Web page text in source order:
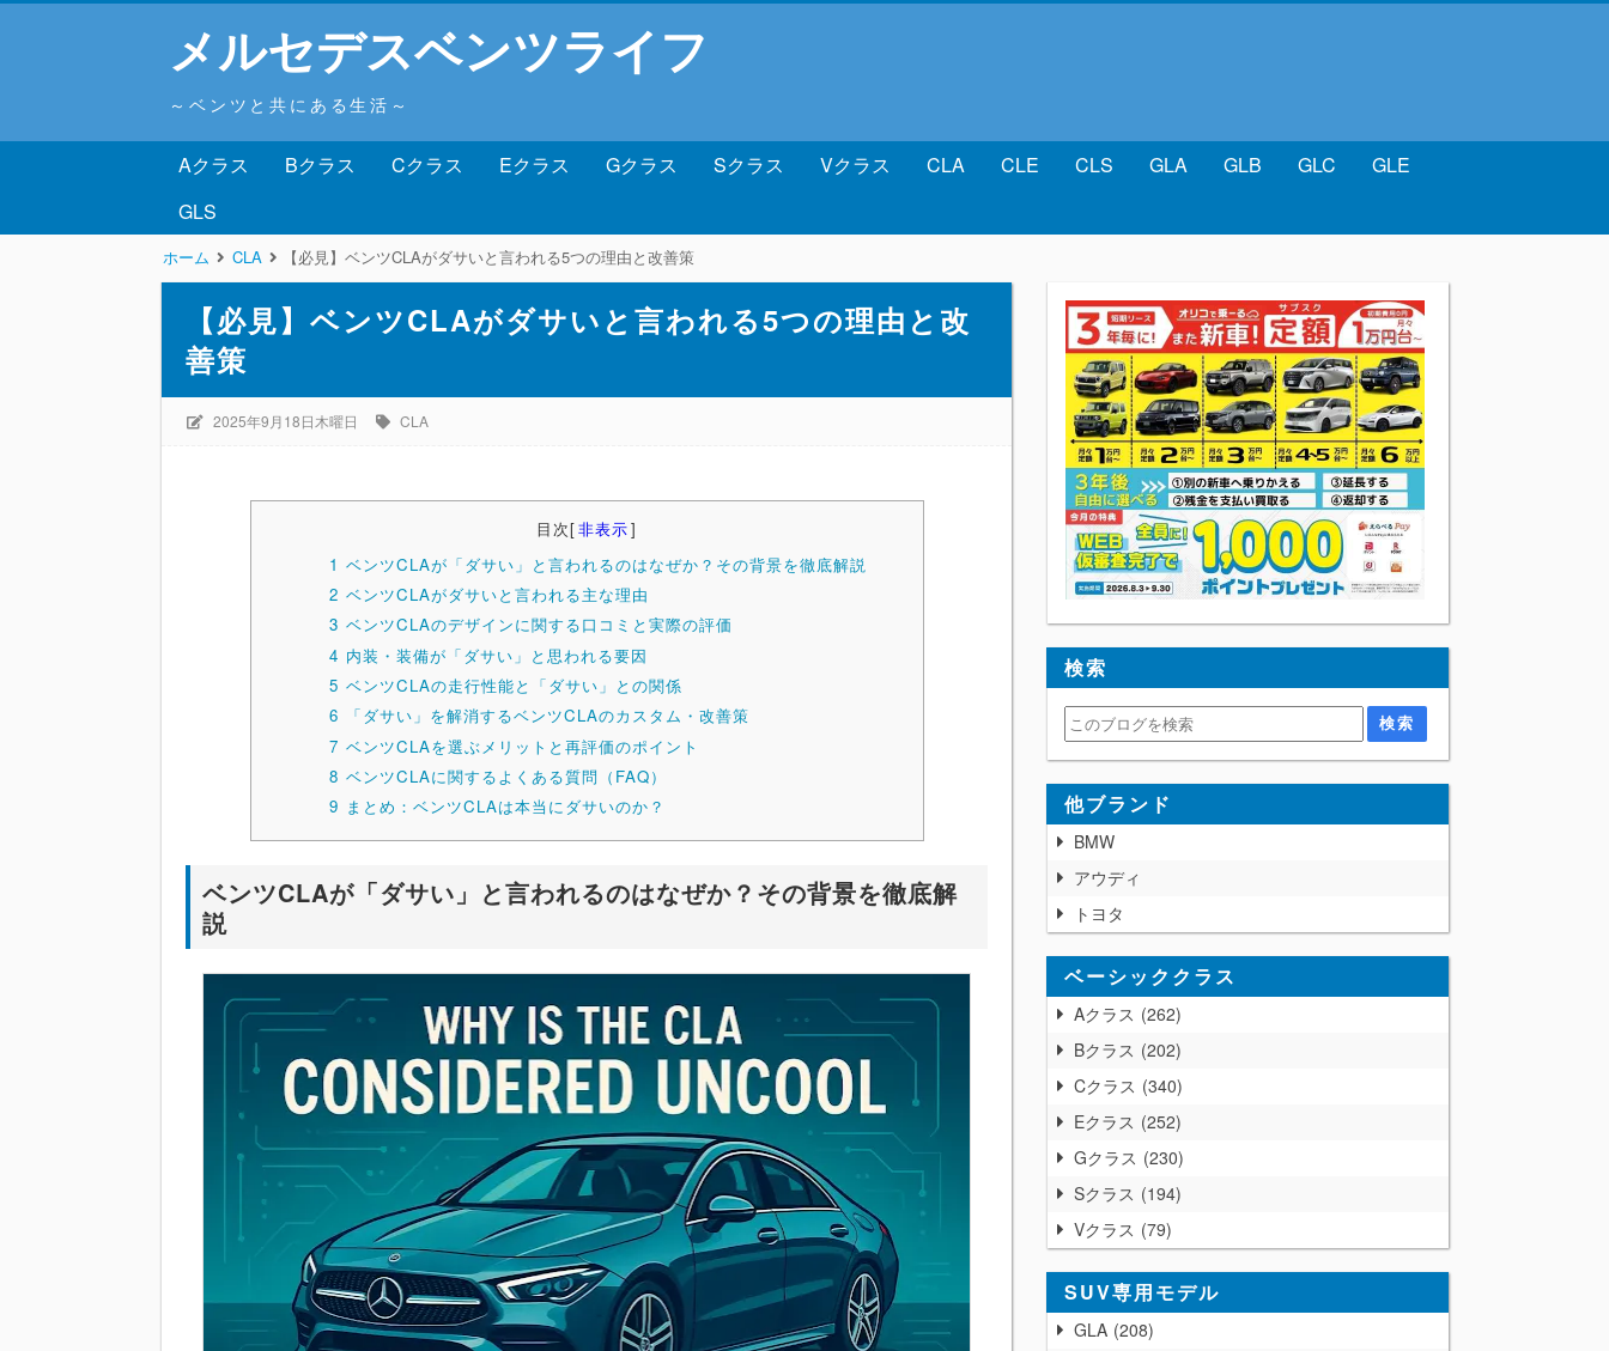
メルセデスベンツライフ
～ベンツと共にある生活～
Aクラス Bクラス Cクラス Eクラス Gクラス Sクラス Vクラス CLA CLE CLS GLA GLB GLC
GLE
GLS
ホーム CLA 【必見】ベンツCLAがダサいと言われる5つの理由と改善策
【必見】ベンツCLAがダサいと言われる5つの理由と改
善策
2025年9月18日木曜日 CLA
目次[非表示]
1 ベンツCLAが「ダサい」と言われるのはなぜか？その背景を徹底解説
2 ベンツCLAがダサいと言われる主な理由
3 ベンツCLAのデザインに関する口コミと実際の評価
4 内装・装備が「ダサい」と思われる要因
5 ベンツCLAの走行性能と「ダサい」との関係
6
「ダサい」を解消するベンツCLAのカスタム・改善策
7 ベンツCLAを選ぶメリットと再評価のポイント
8 ベンツCLAに関するよくある質問（FAQ）
9 まとめ：ベンツCLAは本当にダサいのか？
ベンツCLAが「ダサい」と言われるのはなぜか？その背景を徹底解
説
検索
他ブランド
BMW
アウディ
トヨタ
ベーシッククラス
Aクラス 262
Bクラス 202
Cクラス 340
Eクラス 252
Gクラス 230
Sクラス
194
Vクラス 79
SUV専用モデル
GLA 208